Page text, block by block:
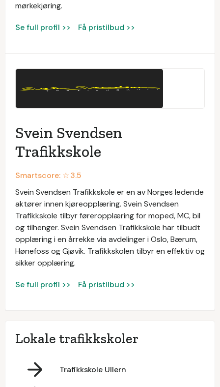
mørkekjøring.
Se full profil >> Få pristilbud >>
Svein Svendsen
Trafikkskole
Smartscore: ☆3.5
Svein Svendsen Trafikkskole er en av Norges ledende
aktører innen kjøreopplæring. Svein Svendsen
Trafikkskole tilbyr føreropplæring for moped, MC, bil
og tilhenger. Svein Svendsen Trafikkskole har tilbudt
opplæring i en årrekke via avdelinger i Oslo, Bærum,
Hønefoss og Gjøvik. Trafikkskolen tilbyr en effektiv og
sikker opplæring.
Se full profil >> Få pristilbud >>
Lokale trafikkskoler
Trafikkskole Ullern